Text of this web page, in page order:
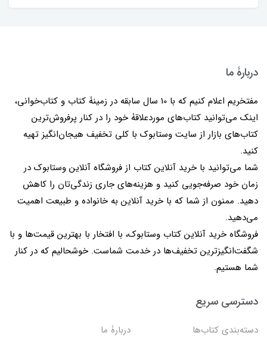
دربارۀ ما
مفتخریم اعلام کنیم که با 10 سال سابقه در زمینۀ کتاب و کتاب‌خوانی،
اینک می‌توانید کتاب‌های موردعلاقۀ خود را در کنار پرفروش‌ترین
کتاب‌های بازار از سایت وستابوک با کلی تخفیف هیجان‌انگیز تهیه
کنید.
شما می‌توانید با خرید آنلاین کتاب از فروشگاه آنلاین وستابوک در
زمان خود صرفه‌جویی کنید و هزینه‌های جاری زندگی‌تان را کاهش
دهید. ممنون از شما که با خرید آنلاین به خانواده و طبیعت اهمیت
می‌دهید.
فروشگاه خرید آنلاین کتاب وستابوک، با افتخار با بهترین قیمت‌ها و با
شگفت‌انگیزترین تخفیف‌ها در خدمت شماست. خوشحالیم که در کنار
شما هستیم.
دسترسی سریع
دسته‌بندی کتاب‌ها
دربارۀ ما